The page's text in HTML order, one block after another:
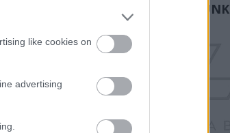
like cookies on
advertising
EGY FAMÍLIA VAGYUNK